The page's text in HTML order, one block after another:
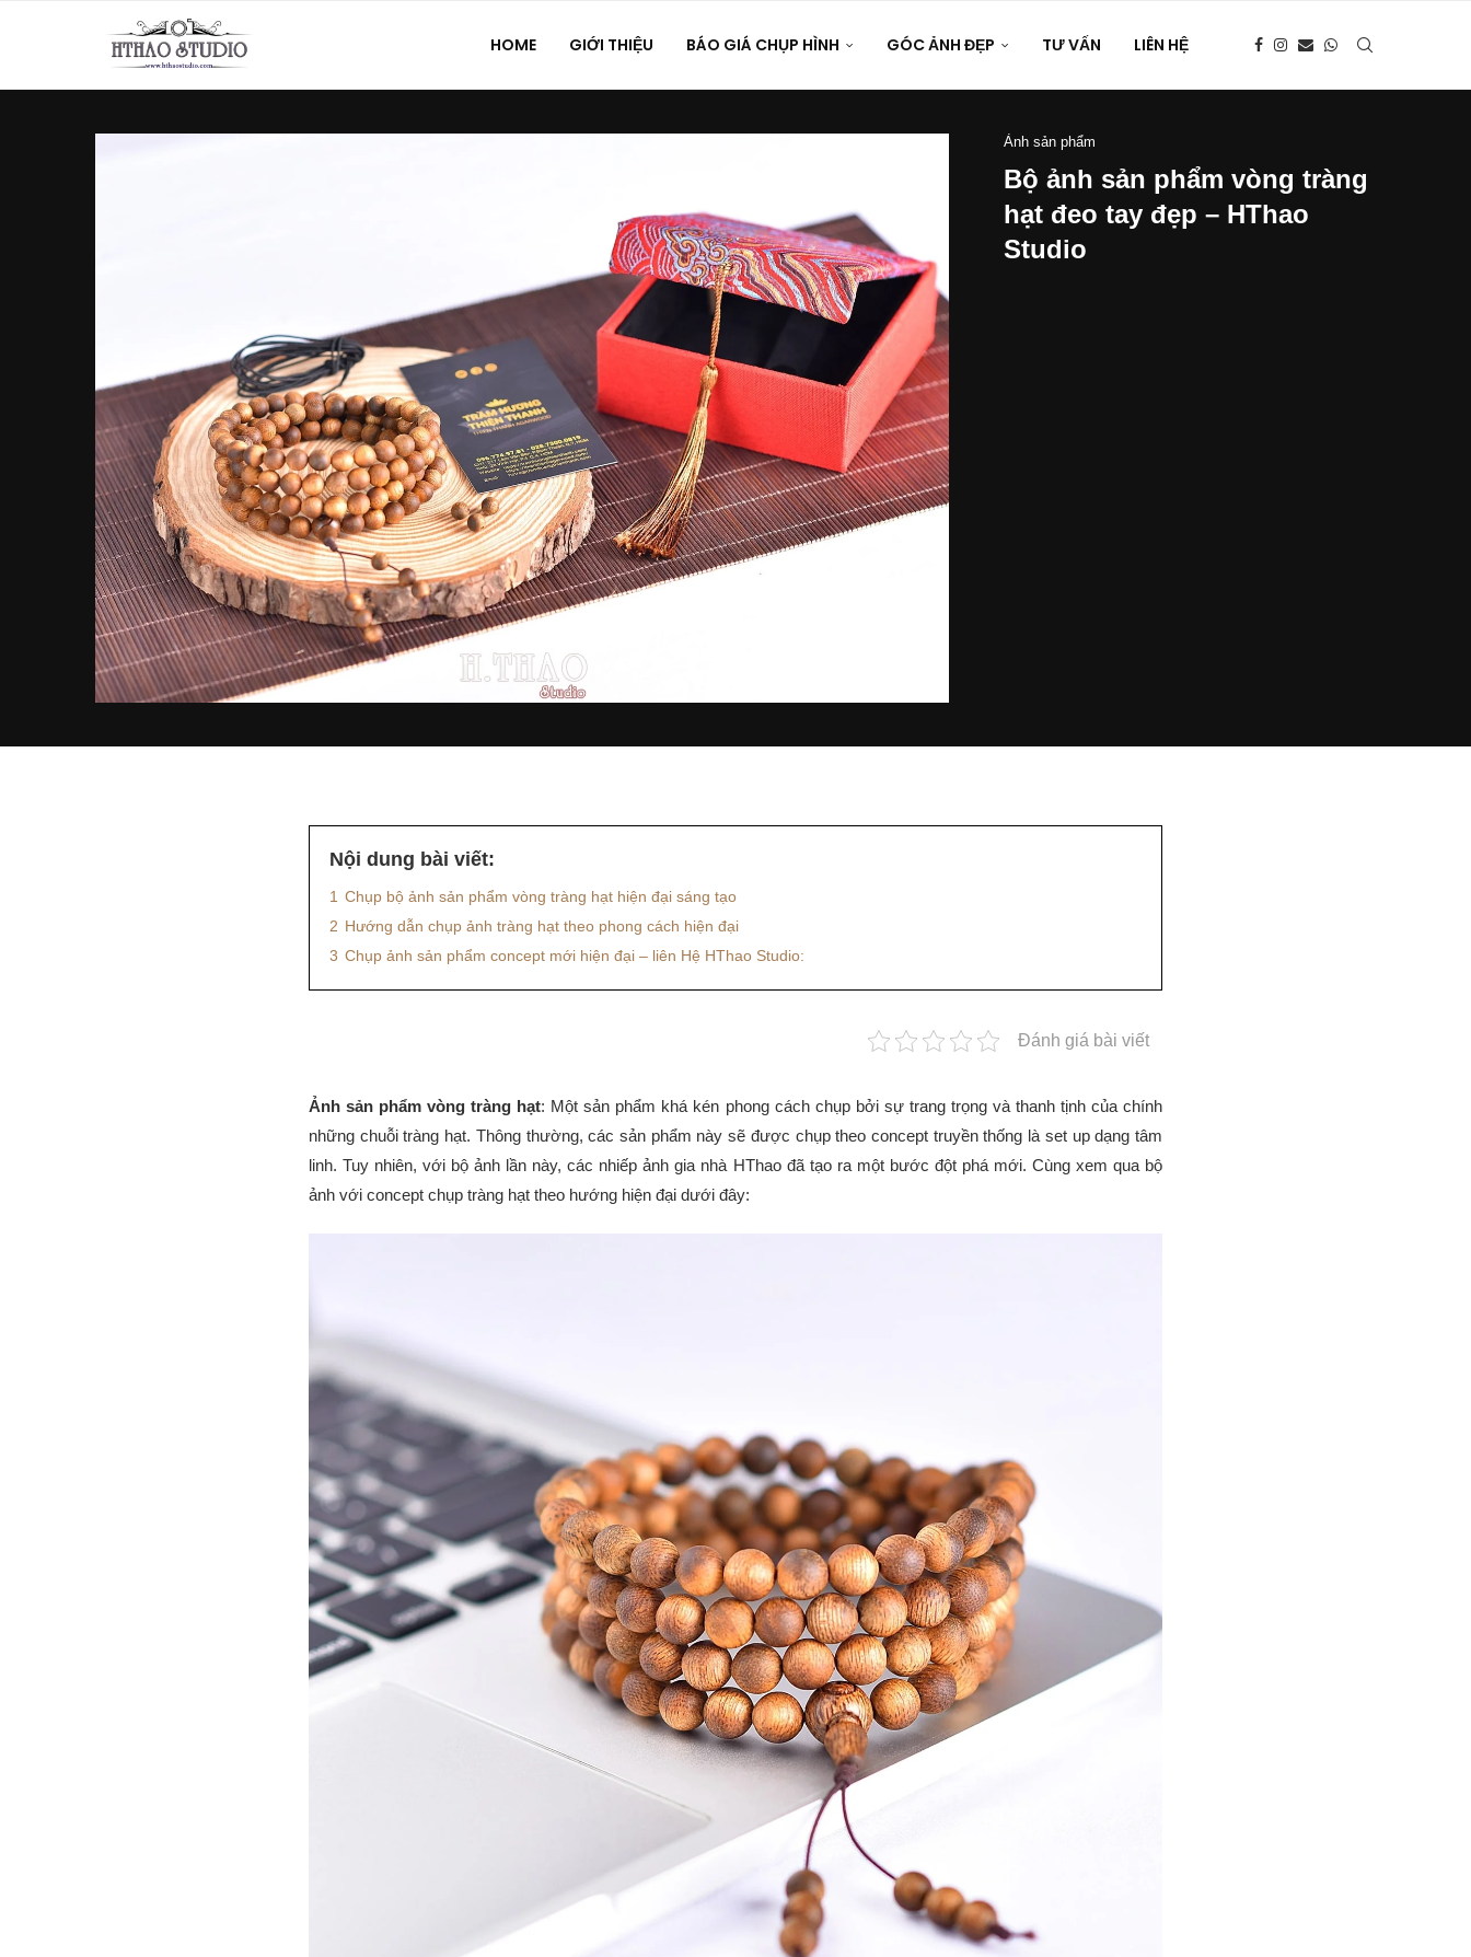
HOME GIỚI THIỆU BÁO GIÁ CHỤP HÌNH GÓC ẢNH ĐẸP TƯ VẤN LIÊN HỆ
Ảnh sản phẩm
Bộ ảnh sản phẩm vòng tràng
hạt đeo tay đẹp – HThao
Studio
Nội dung bài viết:
1 Chụp bộ ảnh sản phẩm vòng tràng hạt hiện đại sáng tạo
2 Hướng dẫn chụp ảnh tràng hạt theo phong cách hiện đại
3 Chụp ảnh sản phẩm concept mới hiện đại – liên Hệ HThao Studio:
Đánh giá bài viết
Ảnh sản phẩm vòng tràng hạt: Một sản phẩm khá kén phong cách chụp bởi sự trang trọng và thanh tịnh của chính
những chuỗi tràng hạt. Thông thường, các sản phẩm này sẽ được chụp theo concept truyền thống là set up dạng tâm
linh. Tuy nhiên, với bộ ảnh lần này, các nhiếp ảnh gia nhà HThao đã tạo ra một bước đột phá mới. Cùng xem qua bộ
ảnh với concept chụp tràng hạt theo hướng hiện đại dưới đây: